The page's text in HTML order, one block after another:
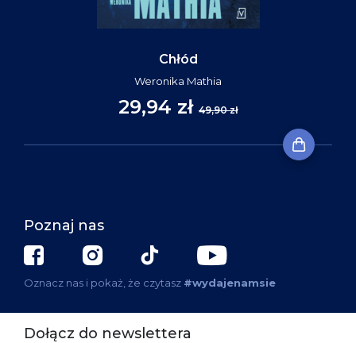
Chłód
Weronika Mathia
29,94 zł 49,90 zł
Poznaj nas
Oznacz nas i pokaż, że czytasz #wydajenamsie
Dołącz do newslettera